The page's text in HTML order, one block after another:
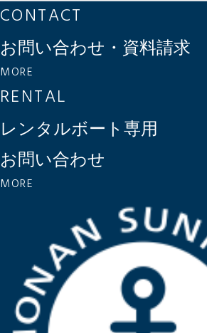
CONTACT
お問い合わせ・資料請求
MORE
RENTAL
レンタルボート専用
お問い合わせ
MORE